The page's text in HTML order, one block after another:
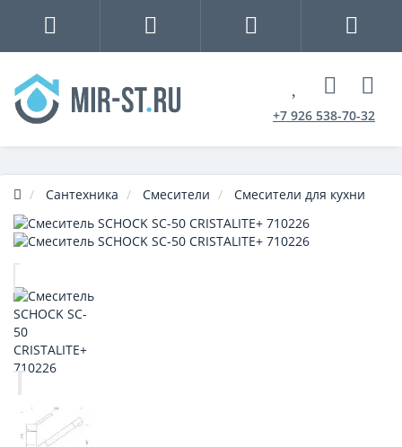
+7 926 538-70-32
Сантехника Смесители Смесители для кухни